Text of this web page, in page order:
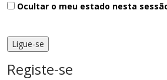
Ocultar o meu estado nesta
Registe-se